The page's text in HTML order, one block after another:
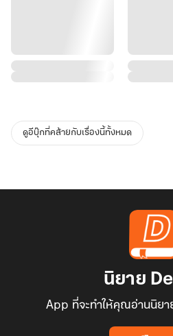
ดูอีบุ๊กที่คล้ายกับเรื่องนี้ทั้งหมด
นิยาย
App ที่จะทำให้คุณอ่านนิยา